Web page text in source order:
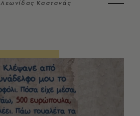
Λεωνίδας Καστανάς